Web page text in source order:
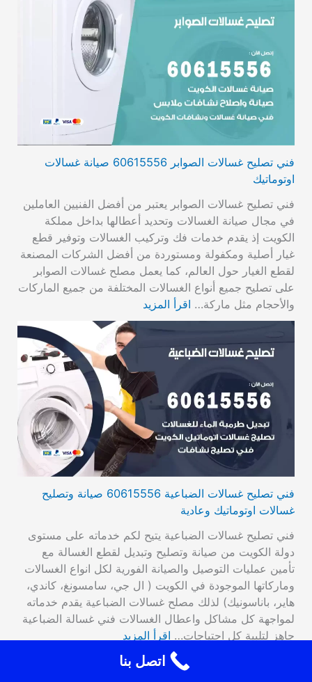
فني تصليح غسالات الصوابر 60615556 صيانة غسالات
اوتوماتيك
فني تصليح غسالات الصوابر يعتبر من أفضل الفنيين العاملين
في مجال صيانة الغسالات وتحديد أعطالها بداخل مملكة
الكويت إذ يقدم خدمات فك وتركيب الغسالات وتوفير قطع
غيار أصلية ومكفولة ومستوردة من أفضل الشركات المصنعة
لقطع الغيار حول العالم، كما يعمل مصلح غسالات الصوابر
على تصليح جميع أنواع الغسالات المختلفة من جميع الماركات
والأحجام مثل ماركة… اقرأ المزيد
فني تصليح غسالات الضباعية 60615556 صيانة وتصليح
غسالات اوتوماتيك وعادية
فني تصليح غسالات الضباعية يتيح لكم خدماته على مستوى
دولة الكويت من صيانة وتصليح وتبديل لقطع الغسالة مع
تأمين عمليات التوصيل والصيانة الفورية لكل انواع الغسالات
وماركاتها الموجودة في الكويت ( ال جي، سامسونغ، كاندي،
هاير، باناسونيك) لذلك مصلح غسالات الضباعية يقدم خدماته
لمواجهة كل مشاكل واعطال الغسالات فني غسالة الضباعية
جاهز لتلبية كل احتياجات… اقرأ المزيد
اتصل بنا